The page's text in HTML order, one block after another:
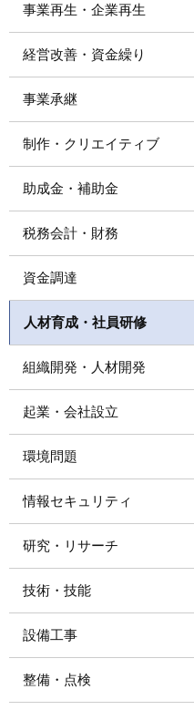
事業再生・企業再生
経営改善・資金繰り
事業承継
制作・クリエイティブ
助成金・補助金
税務会計・財務
資金調達
人材育成・社員研修
組織開発・人材開発
起業・会社設立
環境問題
情報セキュリティ
研究・リサーチ
技術・技能
設備工事
整備・点検